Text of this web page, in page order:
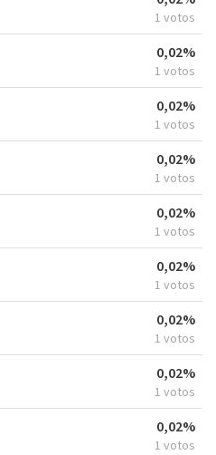
1 votos
0,02%
1 votos
0,02%
1 votos
0,02%
1 votos
0,02%
1 votos
0,02%
1 votos
0,02%
1 votos
0,02%
1 votos
0,02%
1 votos